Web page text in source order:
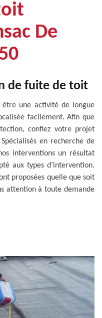
De
de fuite de toit
être une activité de longue
facilement. Afin que
confiez votre projet
en recherche de
interventions un résultat
aux types d’intervention.
proposées quelle que soit
attention à toute demande